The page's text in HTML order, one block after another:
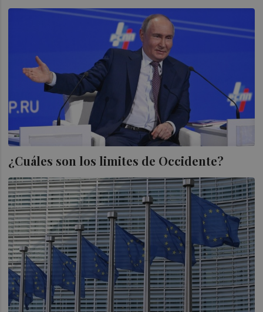
¿Cuáles son los limites de Occidente?